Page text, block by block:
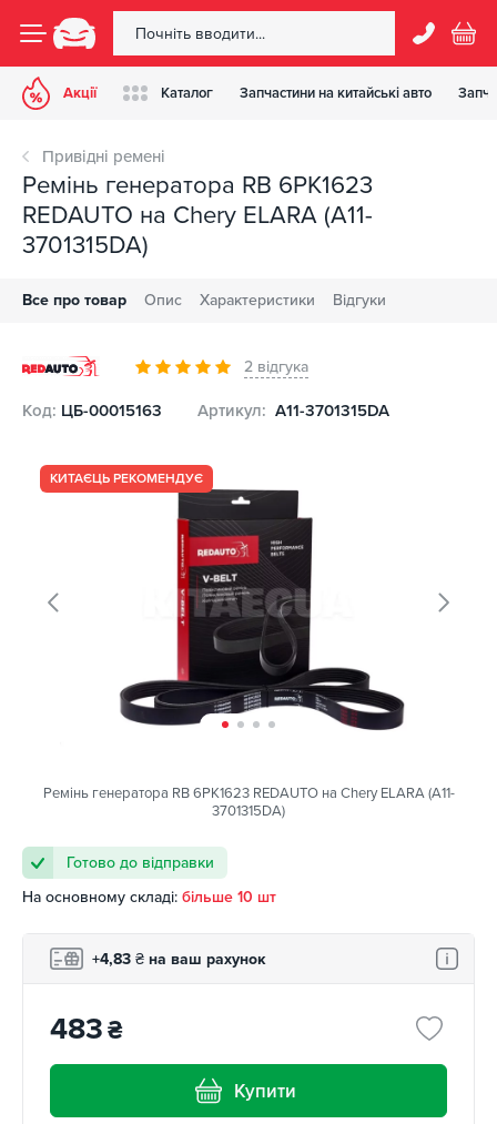
Акції Каталог Запчастини на китайські авто
Привідні ремені
Ремінь генератора RB 6PK1623
REDAUTO на Chery ELARA (A11-
3701315DA)
Все про товар Опис Характеристики Відгуки
2 відгука
Код: ЦБ-00015163 Артикул: A11-3701315DA
КИТАЄЦЬ РЕКОМЕНДУЄ
Ремінь генератора RB 6PK1623 REDAUTO на Chery ELARA (A11-
3701315DA)
Готово до відправки
На основному складі: більше 10 шт
+4,83 ₴ на ваш рахунок
483₴
Купити